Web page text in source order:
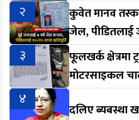
२
कुवेत मानव
जेल, पीडितलाई
३
फूलखर्क क्षेत्रमा
मोटरसाइकल
४
दलिए ब्यबस्था